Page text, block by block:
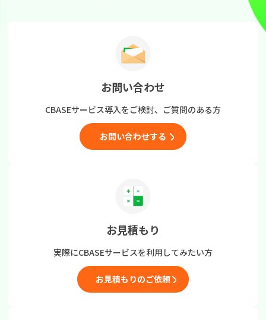
お問い合わせ
CBASEサービス導入をご検討、 ご質問のある方
お問い合わせする
お見積もり
実際にCBASEサービスを利用してみたい方
お見積もりのご依頼